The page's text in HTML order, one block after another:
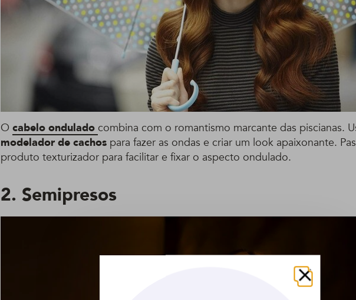
O cabelo ondulado combina com o romantismo marcante das piscianas.
modelador de cachos para fazer as ondas e criar um look apaixonante.
produto texturizador para facilitar e fixar o aspecto ondulado.
2. Semipresos
Fechar